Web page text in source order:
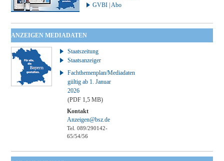
GVBI | Abo
ANZEIGEN MEDIADATEN
Staatszeitung
Staatsanzeiger
Fachthemenplan/Mediadaten
gültig ab 1. Januar
2026
(PDF 1,5 MB)
Kontakt
Anzeigen@bsz.de
Tel. 089/290142-
65/54/56